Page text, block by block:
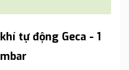
tự động Geca - 1